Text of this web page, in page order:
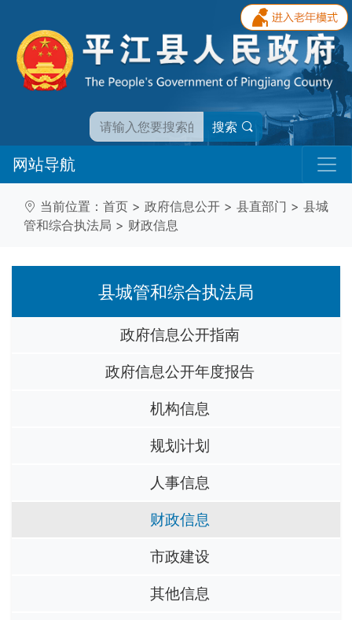
搜索
网站导航
当前位置： 首页 > 政府信息公开 > 县直部门 > 县城
管和综合执法局 > 财政信息
县城管和综合执法局
政府信息公开指南
政府信息公开年度报告
机构信息
规划计划
人事信息
财政信息
市政建设
其他信息